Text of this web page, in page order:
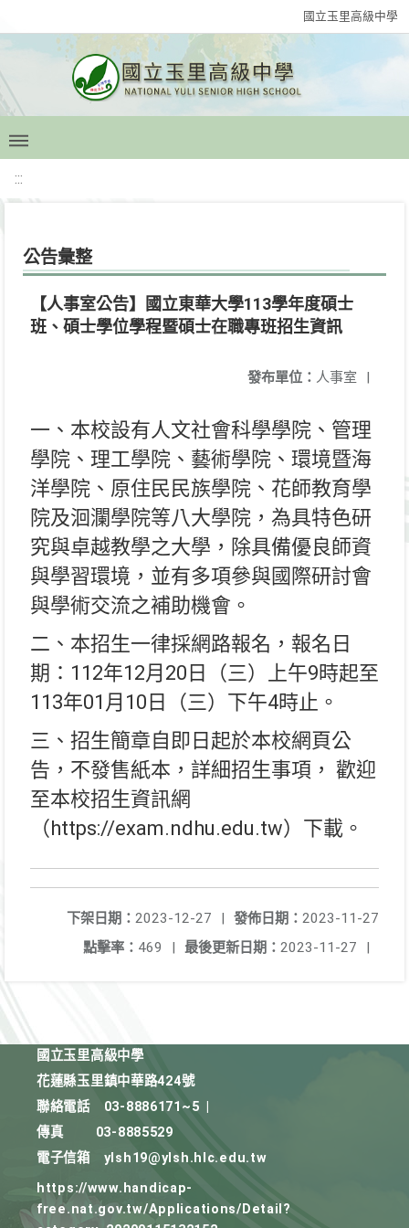
國立玉里高級中學
:::
公告彙整
【人事室公告】國立東華大學113學年度碩士
班、碩士學位學程暨碩士在職專班招生資訊
發布單位： 人事室 |
一、本校設有人文社會科學學院、管理
學院、理工學院、藝術學院、環境暨海
洋學院、原住民民族學院、花師教育學
院及洄瀾學院等八大學院，為具特色研
究與卓越教學之大學，除具備優良師資
與學習環境，並有多項參與國際研討會
與學術交流之補助機會。
二、本招生一律採網路報名，報名日
期：112年12月20日（三）上午9時起至
113年01月10日（三）下午4時止。
三、招生簡章自即日起於本校網頁公
告，不發售紙本，詳細招生事項， 歡迎
至本校招生資訊網
（https://exam.ndhu.edu.tw）下載。
發佈日期： 2023-11-27
下架日期： 2023-12-27
|
最後更新日期： 2023-11-27 |
點擊率： 469 |
國立玉里高級中學
花蓮縣玉里鎮中華路424號
聯絡電話
03-8886171~5
傳真
03-8885529
電子信箱
ylsh19@ylsh.hlc.edu.tw
https://www.handicap-
free.nat.gov.tw/Applications/Detail?